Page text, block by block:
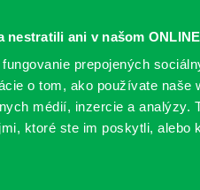
ani v našom
prepojených
o tom, ako používate naše
médií, inzercie a analýzy.
ktoré ste im poskytli, alebo
POBOČKY